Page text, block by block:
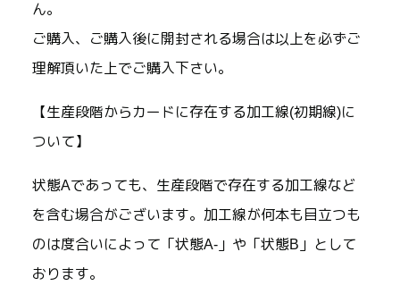
ん。
ご購入、ご購入後に開封される場合は以上を必ずご
理解頂いた上でご購入下さい。
【生産段階からカードに存在する加工線(初期線)に
ついて】
状態Aであっても、生産段階で存在する加工線など
を含む場合がございます。加工線が何本も目立つも
のは度合いによって「状態A-」や「状態B」として
おります。